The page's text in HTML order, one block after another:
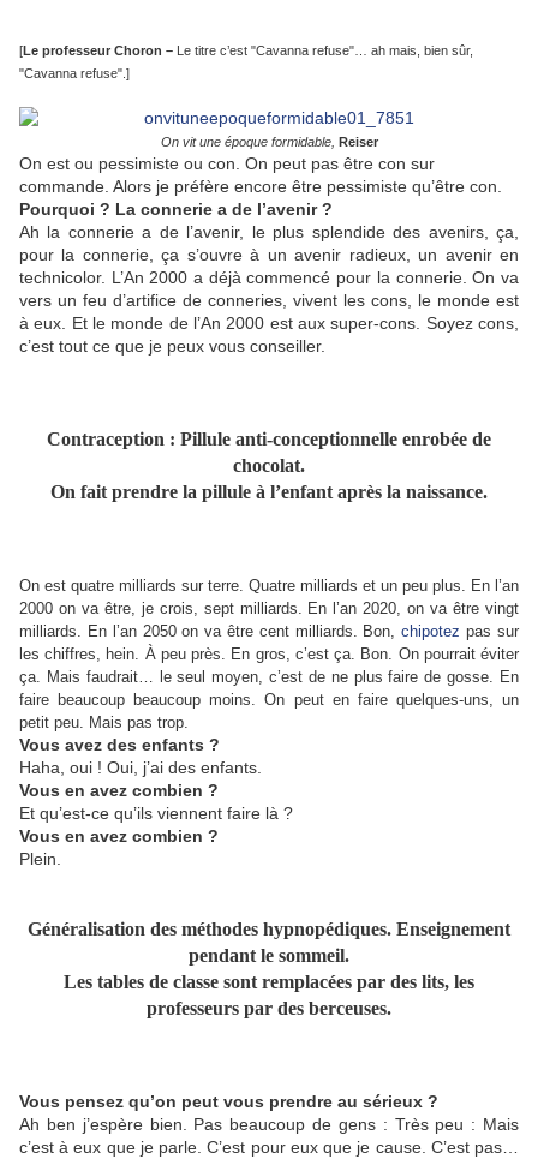
[Le professeur Choron – Le titre c’est "Cavanna refuse"… ah mais, bien sûr,
"Cavanna refuse".]
On vit une époque formidable, Reiser
On est ou pessimiste ou con. On peut pas être con sur
commande. Alors je préfère encore être pessimiste qu’être con.
Pourquoi ? La connerie a de l’avenir ?
Ah la connerie a de l’avenir, le plus splendide des avenirs, ça,
pour la connerie, ça s’ouvre à un avenir radieux, un avenir en
technicolor. L’An 2000 a déjà commencé pour la connerie. On va
vers un feu d’artifice de conneries, vivent les cons, le monde est
à eux. Et le monde de l’An 2000 est aux super-cons. Soyez cons,
c’est tout ce que je peux vous conseiller.
Contraception : Pillule anti-conceptionnelle enrobée de
chocolat.
On fait prendre la pillule à l’enfant après la naissance.
On est quatre milliards sur terre. Quatre milliards et un peu plus. En l’an
2000 on va être, je crois, sept milliards. En l’an 2020, on va être vingt
milliards. En l’an 2050 on va être cent milliards. Bon,chipotez pas sur
les chiffres, hein. À peu près. En gros, c’est ça. Bon. On pourrait éviter
ça. Mais faudrait… le seul moyen, c’est de ne plus faire de gosse. En
faire beaucoup beaucoup moins. On peut en faire quelques-uns, un
petit peu. Mais pas trop.
Vous avez des enfants ?
Haha, oui ! Oui, j’ai des enfants.
Vous en avez combien ?
Et qu’est-ce qu’ils viennent faire là ?
Vous en avez combien ?
Plein.
Généralisation des méthodes hypnopédiques. Enseignement
pendant le sommeil.
Les tables de classe sont remplacées par des lits, les
professeurs par des berceuses.
Vous pensez qu’on peut vous prendre au sérieux ?
Ah ben j’espère bien. Pas beaucoup de gens : Très peu : Mais
c’est à eux que je parle. C’est pour eux que je cause. C’est pas…